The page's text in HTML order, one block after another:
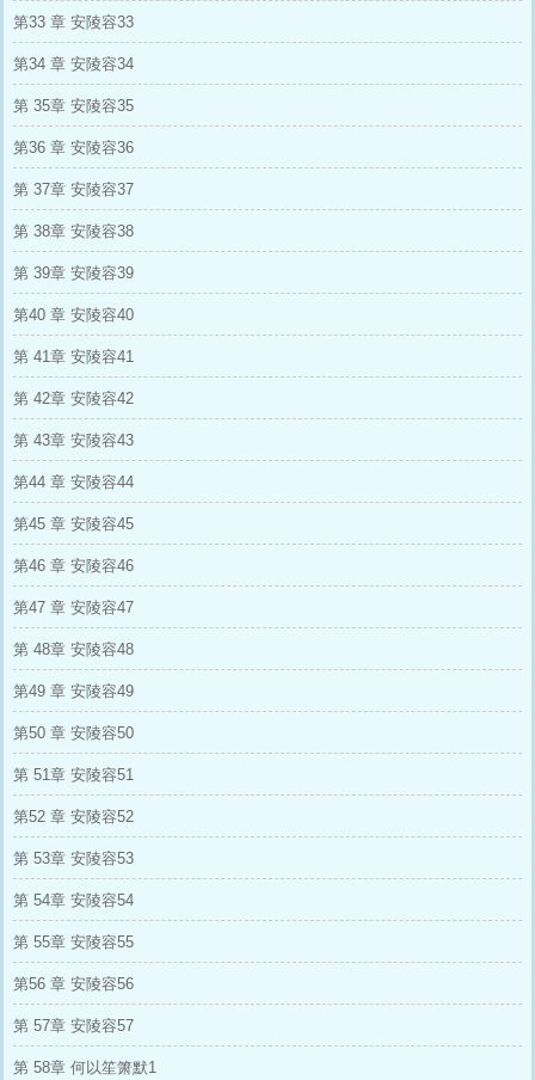
第33 章 安陵容33
第34 章 安陵容34
第 35章 安陵容35
第36 章 安陵容36
第 37章 安陵容37
第 38章 安陵容38
第 39章 安陵容39
第40 章 安陵容40
第 41章 安陵容41
第 42章 安陵容42
第 43章 安陵容43
第44 章 安陵容44
第45 章 安陵容45
第46 章 安陵容46
第47 章 安陵容47
第 48章 安陵容48
第49 章 安陵容49
第50 章 安陵容50
第 51章 安陵容51
第52 章 安陵容52
第 53章 安陵容53
第 54章 安陵容54
第 55章 安陵容55
第56 章 安陵容56
第 57章 安陵容57
第 58章 何以笙箫默1